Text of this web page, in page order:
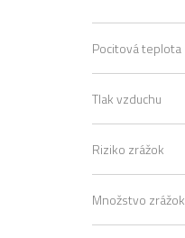
Pocitová teplota
Tlak vzduchu
Riziko zrážok
Množstvo zrážok